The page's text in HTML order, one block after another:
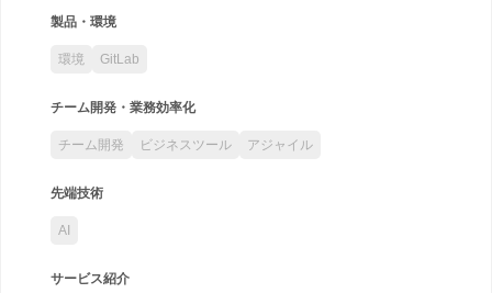
製品・環境
環境 GitLab
チーム開発・業務効率化
チーム開発 ビジネスツール アジャイル
先端技術
AI
サービス紹介